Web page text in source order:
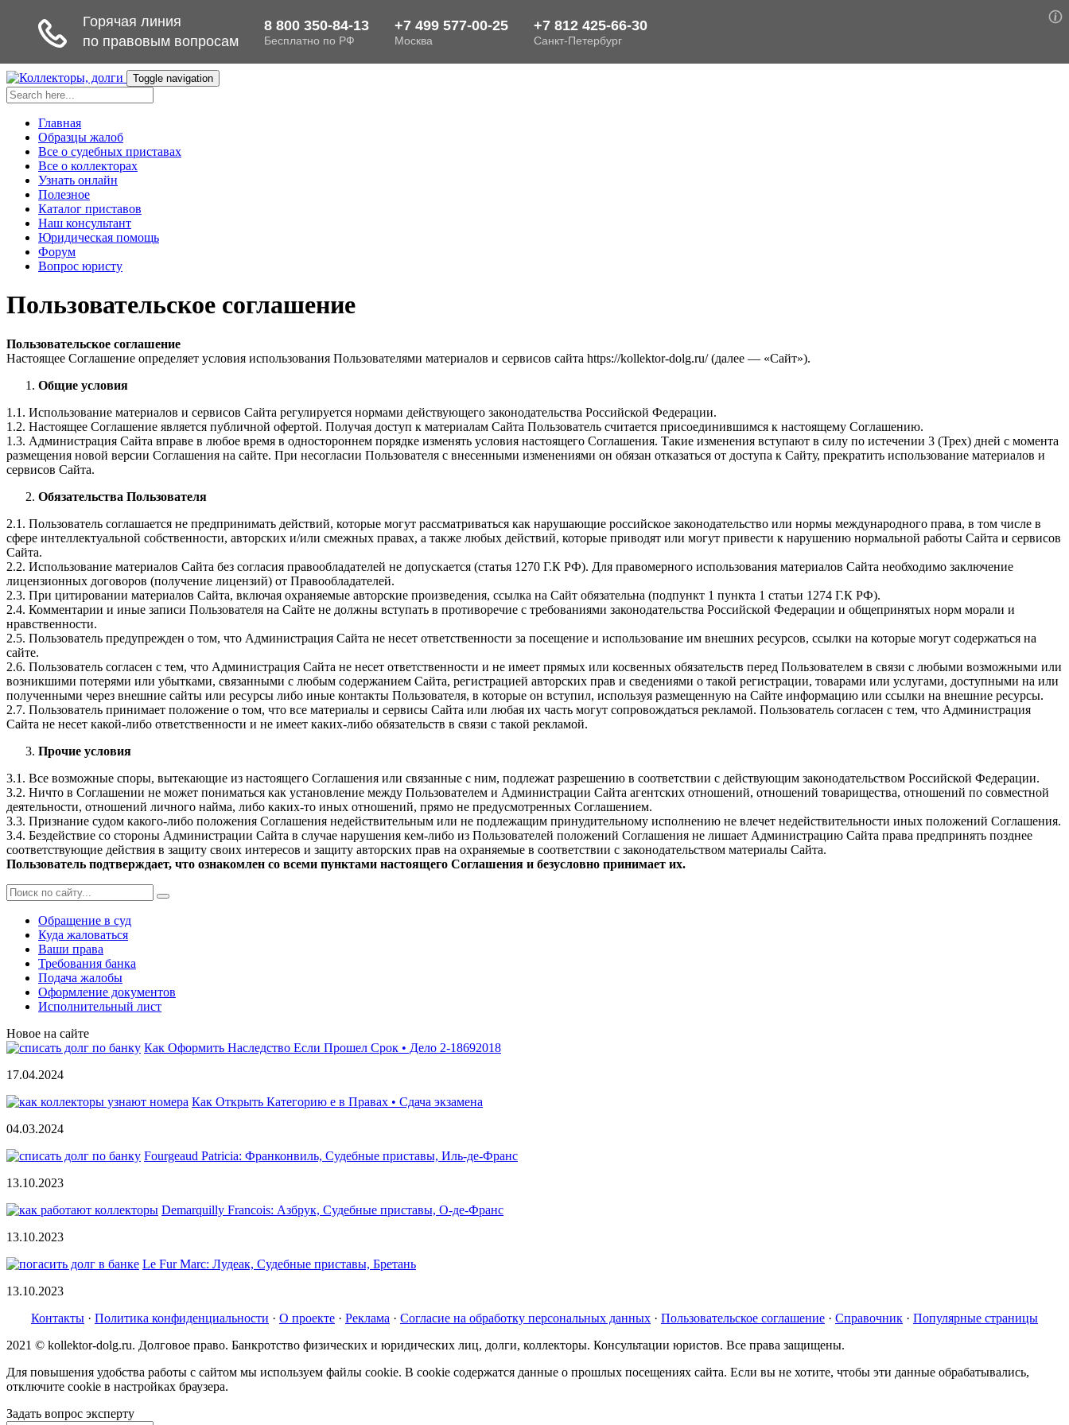
Toggle navigation
Главная
Образцы жалоб
Все о судебных приставах
Все о коллекторах
Узнать онлайн
Полезное
Каталог приставов
Наш консультант
Юридическая помощь
Форум
Вопрос юристу
Пользовательское соглашение
Пользовательское соглашение
Настоящее Соглашение определяет условия использования Пользователями материалов и сервисов сайта https://kollektor-dolg.ru/ (далее — «Сайт»).
Общие условия
1.1. Использование материалов и сервисов Сайта регулируется нормами действующего законодательства Российской Федерации.
1.2. Настоящее Соглашение является публичной офертой. Получая доступ к материалам Сайта Пользователь считается присоединившимся к настоящему Соглашению.
1.3. Администрация Сайта вправе в любое время в одностороннем порядке изменять условия настоящего Соглашения. Такие изменения вступают в силу по истечении 3 (Трех) дней с момента
размещения новой версии Соглашения на сайте. При несогласии Пользователя с внесенными изменениями он обязан отказаться от доступа к Сайту, прекратить использование материалов и
сервисов Сайта.
Обязательства Пользователя
2.1. Пользователь соглашается не предпринимать действий, которые могут рассматриваться как нарушающие российское законодательство или нормы международного права, в том числе в
сфере интеллектуальной собственности, авторских и/или смежных правах, а также любых действий, которые приводят или могут привести к нарушению нормальной работы Сайта и сервисов
Сайта.
2.2. Использование материалов Сайта без согласия правообладателей не допускается (статья 1270 Г.К РФ). Для правомерного использования материалов Сайта необходимо заключение
лицензионных договоров (получение лицензий) от Правообладателей.
2.3. При цитировании материалов Сайта, включая охраняемые авторские произведения, ссылка на Сайт обязательна (подпункт 1 пункта 1 статьи 1274 Г.К РФ).
2.4. Комментарии и иные записи Пользователя на Сайте не должны вступать в противоречие с требованиями законодательства Российской Федерации и общепринятых норм морали и
нравственности.
2.5. Пользователь предупрежден о том, что Администрация Сайта не несет ответственности за посещение и использование им внешних ресурсов, ссылки на которые могут содержаться на
сайте.
2.6. Пользователь согласен с тем, что Администрация Сайта не несет ответственности и не имеет прямых или косвенных обязательств перед Пользователем в связи с любыми возможными или
возникшими потерями или убытками, связанными с любым содержанием Сайта, регистрацией авторских прав и сведениями о такой регистрации, товарами или услугами, доступными на или
полученными через внешние сайты или ресурсы либо иные контакты Пользователя, в которые он вступил, используя размещенную на Сайте информацию или ссылки на внешние ресурсы.
2.7. Пользователь принимает положение о том, что все материалы и сервисы Сайта или любая их часть могут сопровождаться рекламой. Пользователь согласен с тем, что Администрация
Сайта не несет какой-либо ответственности и не имеет каких-либо обязательств в связи с такой рекламой.
Прочие условия
3.1. Все возможные споры, вытекающие из настоящего Соглашения или связанные с ним, подлежат разрешению в соответствии с действующим законодательством Российской Федерации.
3.2. Ничто в Соглашении не может пониматься как установление между Пользователем и Администрации Сайта агентских отношений, отношений товарищества, отношений по совместной
деятельности, отношений личного найма, либо каких-то иных отношений, прямо не предусмотренных Соглашением.
3.3. Признание судом какого-либо положения Соглашения недействительным или не подлежащим принудительному исполнению не влечет недействительности иных положений Соглашения.
3.4. Бездействие со стороны Администрации Сайта в случае нарушения кем-либо из Пользователей положений Соглашения не лишает Администрацию Сайта права предпринять позднее
соответствующие действия в защиту своих интересов и защиту авторских прав на охраняемые в соответствии с законодательством материалы Сайта.
Пользователь подтверждает, что ознакомлен со всеми пунктами настоящего Соглашения и безусловно принимает их.
Обращение в суд
Куда жаловаться
Ваши права
Требования банка
Подача жалобы
Оформление документов
Исполнительный лист
Новое на сайте
Как Оформить Наследство Если Прошел Срок • Дело 2-18692018
17.04.2024
Как Открыть Категорию е в Правах • Сдача экзамена
04.03.2024
Fourgeaud Patricia: Франконвиль, Судебные приставы, Иль-де-Франс
13.10.2023
Demarquilly Francois: Азбрук, Судебные приставы, О-де-Франс
13.10.2023
Le Fur Marc: Лудеак, Судебные приставы, Бретань
13.10.2023
Контакты · Политика конфиденциальности · О проекте · Реклама · Согласие на обработку персональных данных · Пользовательское соглашение · Справочник · Популярные страницы
2021 © kollektor-dolg.ru. Долговое право. Банкротство физических и юридических лиц, долги, коллекторы. Консультации юристов. Все права защищены.
Для повышения удобства работы с сайтом мы используем файлы cookie. В cookie содержатся данные о прошлых посещениях сайта. Если вы не хотите, чтобы эти данные обрабатывались,
отключите cookie в настройках браузера.
Задать вопрос эксперту